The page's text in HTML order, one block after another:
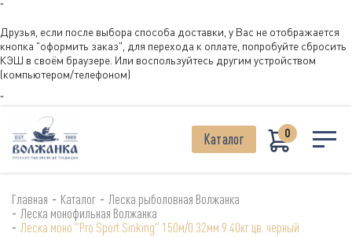
"
Друзья, если после выбора способа доставки, у Вас не отображается
кнопка "оформить заказ", для перехода к оплате, попробуйте сбросить
КЭШ в своём браузере. Или воспользуйтесь другим устройством
(компьютером/телефоном)
"
Каталог 0
Главная - Каталог - Леска рыболовная Волжанка
- Леска монофильная Волжанка
- Леска моно "Pro Sport Sinking" 150м/0.32мм 9.40кг цв. черный